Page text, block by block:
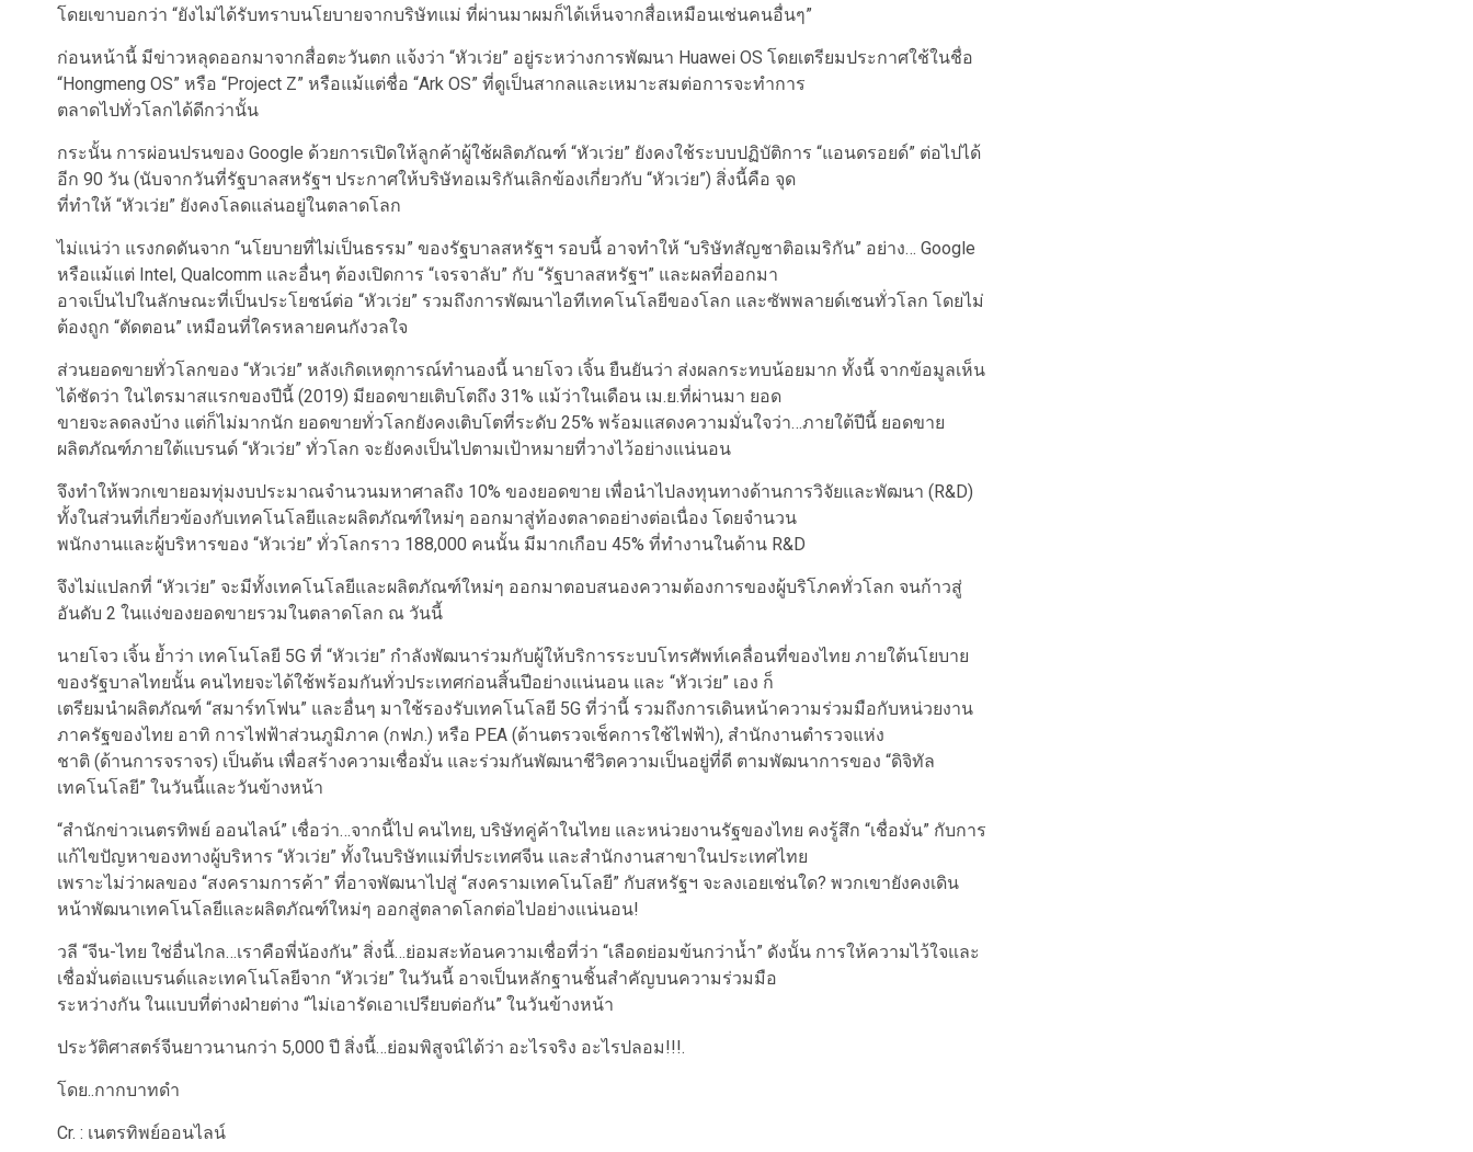
โดยเขาบอกว่า “ยังไม่ได้รับทราบนโยบายจากบริษัทแม่ ที่ผ่านมาผมก็ได้เห็นจากสื่อเหมือนเช่นคนอื่นๆ”
ก่อนหน้านี้ มีข่าวหลุดออกมาจากสื่อตะวันตก แจ้งว่า “หัวเว่ย” อยู่ระหว่างการพัฒนา Huawei OS โดยเตรียมประกาศใช้ในชื่อ
“Hongmeng OS” หรือ “Project Z” หรือแม้แต่ชื่อ “Ark OS” ที่ดูเป็นสากลและเหมาะสมต่อการจะทำการ
ตลาดไปทั่วโลกได้ดีกว่านั้น
กระนั้น การผ่อนปรนของ Google ด้วยการเปิดให้ลูกค้าผู้ใช้ผลิตภัณฑ์ “หัวเว่ย” ยังคงใช้ระบบปฏิบัติการ “แอนดรอยด์” ต่อไปได้
อีก 90 วัน (นับจากวันที่รัฐบาลสหรัฐฯ ประกาศให้บริษัทอเมริกันเลิกข้องเกี่ยวกับ “หัวเว่ย”) สิ่งนี้คือ จุด
ที่ทำให้ “หัวเว่ย” ยังคงโลดแล่นอยู่ในตลาดโลก
ไม่แน่ว่า แรงกดดันจาก “นโยบายที่ไม่เป็นธรรม” ของรัฐบาลสหรัฐฯ รอบนี้ อาจทำให้ “บริษัทสัญชาติอเมริกัน” อย่าง… Google
หรือแม้แต่ Intel, Qualcomm และอื่นๆ ต้องเปิดการ “เจรจาลับ” กับ “รัฐบาลสหรัฐฯ” และผลที่ออกมา
อาจเป็นไปในลักษณะที่เป็นประโยชน์ต่อ “หัวเว่ย” รวมถึงการพัฒนาไอทีเทคโนโลยีของโลก และซัพพลายด์เชนทั่วโลก โดยไม่
ต้องถูก “ตัดตอน” เหมือนที่ใครหลายคนกังวลใจ
ส่วนยอดขายทั่วโลกของ “หัวเว่ย” หลังเกิดเหตุการณ์ทำนองนี้ นายโจว เจิ้น ยืนยันว่า ส่งผลกระทบน้อยมาก ทั้งนี้ จากข้อมูลเห็น
ได้ชัดว่า ในไตรมาสแรกของปีนี้ (2019) มียอดขายเติบโตถึง 31% แม้ว่าในเดือน เม.ย.ที่ผ่านมา ยอด
ขายจะลดลงบ้าง แต่ก็ไม่มากนัก ยอดขายทั่วโลกยังคงเติบโตที่ระดับ 25% พร้อมแสดงความมั่นใจว่า…ภายใต้ปีนี้ ยอดขาย
ผลิตภัณฑ์ภายใต้แบรนด์ “หัวเว่ย” ทั่วโลก จะยังคงเป็นไปตามเป้าหมายที่วางไว้อย่างแน่นอน
จึงทำให้พวกเขายอมทุ่มงบประมาณจำนวนมหาศาลถึง 10% ของยอดขาย เพื่อนำไปลงทุนทางด้านการวิจัยและพัฒนา (R&D)
ทั้งในส่วนที่เกี่ยวข้องกับเทคโนโลยีและผลิตภัณฑ์ใหม่ๆ ออกมาสู่ท้องตลาดอย่างต่อเนื่อง โดยจำนวน
พนักงานและผู้บริหารของ “หัวเว่ย” ทั่วโลกราว 188,000 คนนั้น มีมากเกือบ 45% ที่ทำงานในด้าน R&D
จึงไม่แปลกที่ “หัวเว่ย” จะมีทั้งเทคโนโลยีและผลิตภัณฑ์ใหม่ๆ ออกมาตอบสนองความต้องการของผู้บริโภคทั่วโลก จนก้าวสู่
อันดับ 2 ในแง่ของยอดขายรวมในตลาดโลก ณ วันนี้
นายโจว เจิ้น ย้ำว่า เทคโนโลยี 5G ที่ “หัวเว่ย” กำลังพัฒนาร่วมกับผู้ให้บริการระบบโทรศัพท์เคลื่อนที่ของไทย ภายใต้นโยบาย
ของรัฐบาลไทยนั้น คนไทยจะได้ใช้พร้อมกันทั่วประเทศก่อนสิ้นปีอย่างแน่นอน และ “หัวเว่ย” เอง ก็
เตรียมนำผลิตภัณฑ์ “สมาร์ทโฟน” และอื่นๆ มาใช้รองรับเทคโนโลยี 5G ที่ว่านี้ รวมถึงการเดินหน้าความร่วมมือกับหน่วยงาน
ภาครัฐของไทย อาทิ การไฟฟ้าส่วนภูมิภาค (กฟภ.) หรือ PEA (ด้านตรวจเช็คการใช้ไฟฟ้า), สำนักงานตำรวจแห่ง
ชาติ (ด้านการจราจร) เป็นต้น เพื่อสร้างความเชื่อมั่น และร่วมกันพัฒนาชีวิตความเป็นอยู่ที่ดี ตามพัฒนาการของ “ดิจิทัล
เทคโนโลยี” ในวันนี้และวันข้างหน้า
“สำนักข่าวเนตรทิพย์ ออนไลน์” เชื่อว่า…จากนี้ไป คนไทย, บริษัทคู่ค้าในไทย และหน่วยงานรัฐของไทย คงรู้สึก “เชื่อมั่น” กับการ
แก้ไขปัญหาของทางผู้บริหาร “หัวเว่ย” ทั้งในบริษัทแม่ที่ประเทศจีน และสำนักงานสาขาในประเทศไทย
เพราะไม่ว่าผลของ “สงครามการค้า” ที่อาจพัฒนาไปสู่ “สงครามเทคโนโลยี” กับสหรัฐฯ จะลงเอยเช่นใด? พวกเขายังคงเดิน
หน้าพัฒนาเทคโนโลยีและผลิตภัณฑ์ใหม่ๆ ออกสู่ตลาดโลกต่อไปอย่างแน่นอน!
วลี “จีน-ไทย ใช่อื่นไกล…เราคือพี่น้องกัน” สิ่งนี้…ย่อมสะท้อนความเชื่อที่ว่า “เลือดย่อมข้นกว่าน้ำ” ดังนั้น การให้ความไว้ใจและ
เชื่อมั่นต่อแบรนด์และเทคโนโลยีจาก “หัวเว่ย” ในวันนี้ อาจเป็นหลักฐานชิ้นสำคัญบนความร่วมมือ
ระหว่างกัน ในแบบที่ต่างฝ่ายต่าง “ไม่เอารัดเอาเปรียบต่อกัน” ในวันข้างหน้า
ประวัติศาสตร์จีนยาวนานกว่า 5,000 ปี สิ่งนี้…ย่อมพิสูจน์ได้ว่า อะไรจริง อะไรปลอม!!!.
โดย..กากบาทดำ
Cr. : เนตรทิพย์ออนไลน์